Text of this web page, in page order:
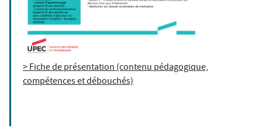
> Fiche de présentation (contenu pédagogique,
compétences et débouchés)